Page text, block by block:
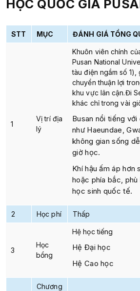
HỌC QUỐC GIA
STT MỤC ĐÁNH GIÁ TỔNG
1
Vị trí địa
lý
Khuôn viên chính
Pusan National
tàu điện ngầm số
chuyển thuận lợi
khu vực lân cận.Đi
khác chỉ trong vài
Busan nổi tiếng
như Haeundae,
không gian sống
giờ học.
Khí hậu ấm áp hơn
hoặc phía bắc, phù
học sinh quốc tế.
2 Học phí Thấp
3
Học
bổng
Hệ học tiếng
Hệ Đại học
Hệ Cao học
Chương